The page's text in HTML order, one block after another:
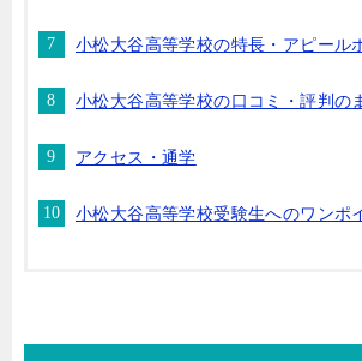
小松大谷高等学校の特長・アピール
小松大谷高等学校の口コミ・評判の
アクセス・通学
小松大谷高等学校受験生へのワンポ